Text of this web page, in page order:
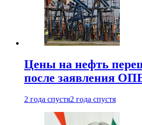
Цены на нефть
после заявления
2 года спустя2 года спустя